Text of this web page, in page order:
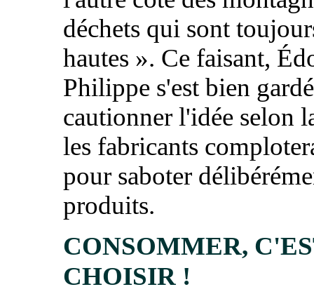
déchets qui sont
hautes ». Ce faisant,
Philippe s'est bien
cautionner l'idée selon
les fabricants
pour saboter
produits.
CONSOMMER,
CHOISIR !